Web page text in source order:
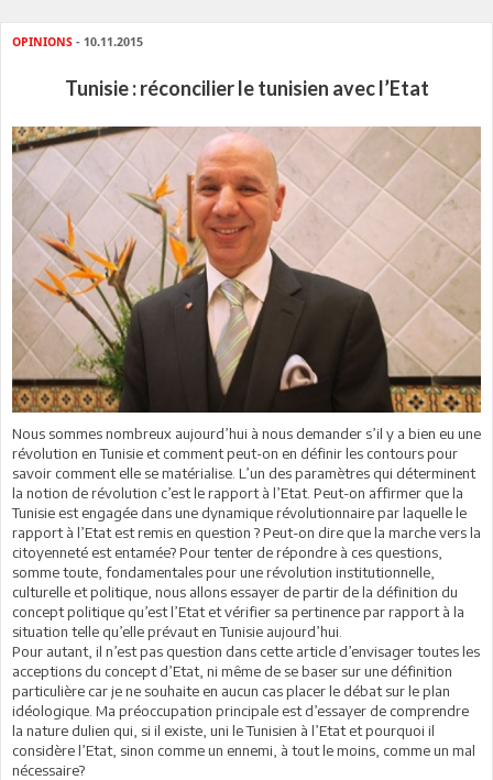
OPINIONS - 10.11.2015
Tunisie : réconcilier le tunisien avec l’Etat
Nous sommes nombreux aujourd’hui à nous demander s’il y a bien eu une
révolution en Tunisie et comment peut-on en définir les contours pour
savoir comment elle se matérialise. L’un des paramètres qui déterminent
la notion de révolution c’est le rapport à l’Etat. Peut-on affirmer que la
Tunisie est engagée dans une dynamique révolutionnaire par laquelle le
rapport à l’Etat est remis en question ? Peut-on dire que la marche vers la
citoyenneté est entamée? Pour tenter de répondre à ces questions,
somme toute, fondamentales pour une révolution institutionnelle,
culturelle et politique, nous allons essayer de partir de la définition du
concept politique qu’est l’Etat et vérifier sa pertinence par rapport à la
situation telle qu’elle prévaut en Tunisie aujourd’hui.
Pour autant, il n’est pas question dans cette article d’envisager toutes les
acceptions du concept d’Etat, ni même de se baser sur une définition
particulière car je ne souhaite en aucun cas placer le débat sur le plan
idéologique. Ma préoccupation principale est d’essayer de comprendre
la nature dulien qui, si il existe, uni le Tunisien à l’Etat et pourquoi il
considère l’Etat, sinon comme un ennemi, à tout le moins, comme un mal
nécessaire?